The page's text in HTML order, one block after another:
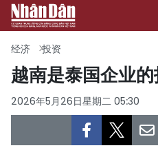
首页
政治
经济 投资
越南是泰国企业
2026年5月26日星期二 05:30